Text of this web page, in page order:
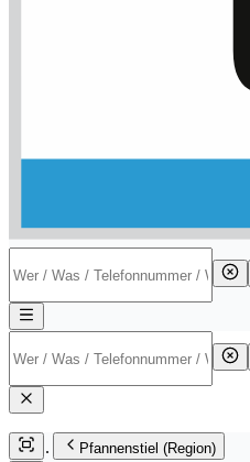
Pfannenstiel (Region)